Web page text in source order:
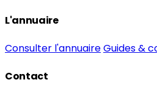
L'annuaire
Consulter l'annuaireGuides &
Contact